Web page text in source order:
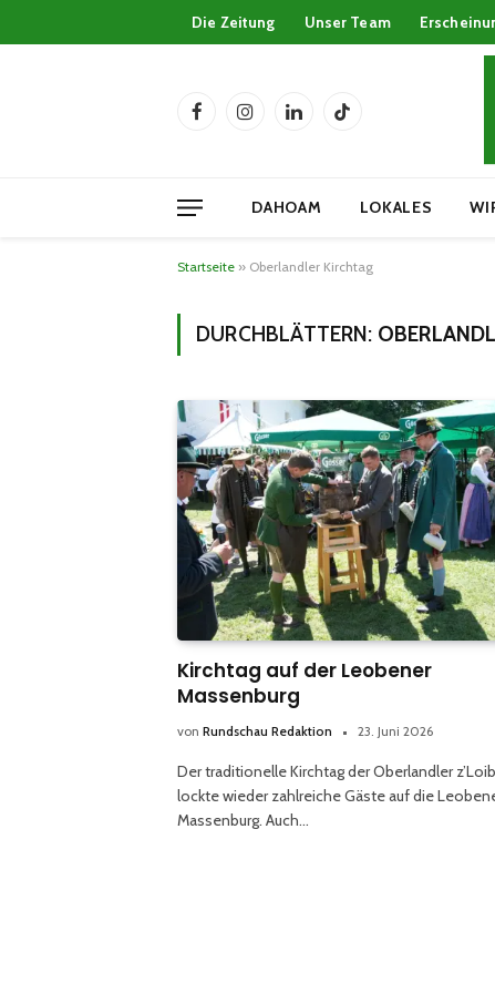
Die Zeitung Unser Team
FacebookInstagramLinkedInTikTok
DAHOAM LOKALES
Startseite » Oberlandler Kirchtag
DURCHBLÄTTERN:
Kirchtag auf der Leobener
Massenburg
von Rundschau Redaktion 23. Juni 2026
Der traditionelle Kirchtag der Oberlandler
lockte wieder zahlreiche Gäste auf die
Massenburg. Auch…